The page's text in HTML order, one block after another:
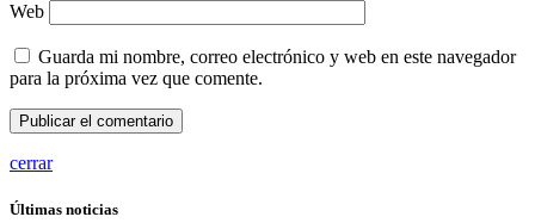
Web
Guarda mi nombre, correo electrónico y web en este navegador
para la próxima vez que comente.
cerrar
Últimas noticias